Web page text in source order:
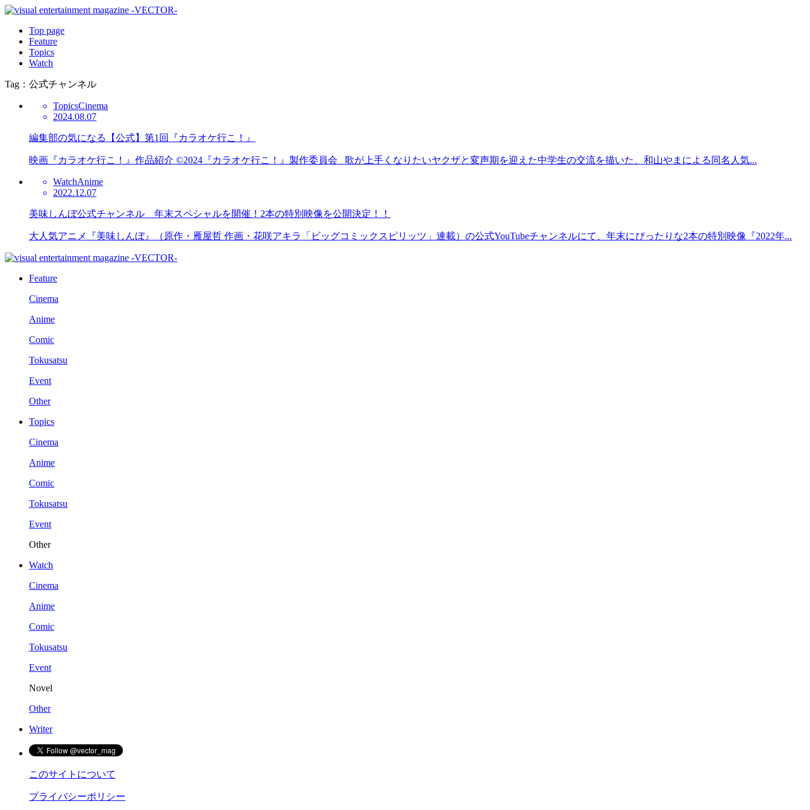
Top page
Feature
Topics
Watch
Tag：公式チャンネル
TopicsCinema
2024.08.07
編集部の気になる【公式】第1回『カラオケ行こ！』
映画『カラオケ行こ！』作品紹介 ©2024『カラオケ行こ！』製作委員会 歌が上手くなりたいヤクザと変声期を迎えた中学生の交流を描いた、和山やまによる同名人気...
WatchAnime
2022.12.07
美味しんぼ公式チャンネル 年末スペシャルを開催！2本の特別映像を公開決定！！
大人気アニメ『美味しんぼ』（原作・雁屋哲 作画・花咲アキラ「ビッグコミックスピリッツ」連載）の公式YouTubeチャンネルにて、年末にぴったりな2本の特別映像『2022年...
Feature
Cinema
Anime
Comic
Tokusatsu
Event
Other
Topics
Cinema
Anime
Comic
Tokusatsu
Event
Other
Watch
Cinema
Anime
Comic
Tokusatsu
Event
Novel
Other
Writer
このサイトについて
プライバシーポリシー